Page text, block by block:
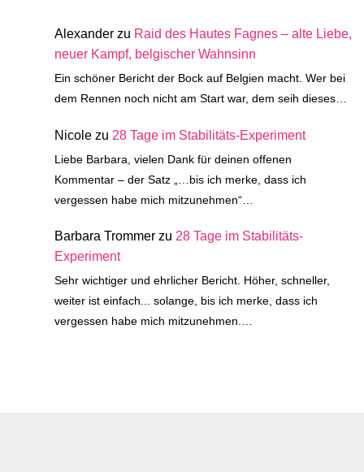
Alexander zu Raid des Hautes Fagnes – alte Liebe,
neuer Kampf, belgischer Wahnsinn
Ein schöner Bericht der Bock auf Belgien macht. Wer bei
dem Rennen noch nicht am Start war, dem seih dieses…
Nicole zu 28 Tage im Stabilitäts-Experiment
Liebe Barbara, vielen Dank für deinen offenen
Kommentar – der Satz „…bis ich merke, dass ich
vergessen habe mich mitzunehmen“…
Barbara Trommer zu 28 Tage im Stabilitäts-
Experiment
Sehr wichtiger und ehrlicher Bericht. Höher, schneller,
weiter ist einfach... solange, bis ich merke, dass ich
vergessen habe mich mitzunehmen.…